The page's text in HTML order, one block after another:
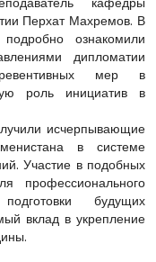
Перхат Махремов. В
ознакомили
дипломатии
мер в
роль инициатив в
исчерпывающие
в системе
Участие в подобных
профессионального
будущих
вклад в укрепление